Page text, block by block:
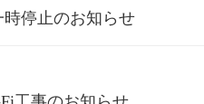
停止のお知らせ